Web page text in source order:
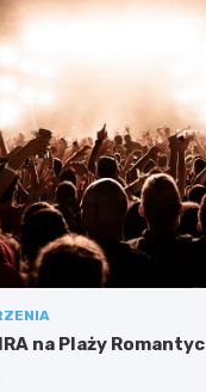
na Plaży